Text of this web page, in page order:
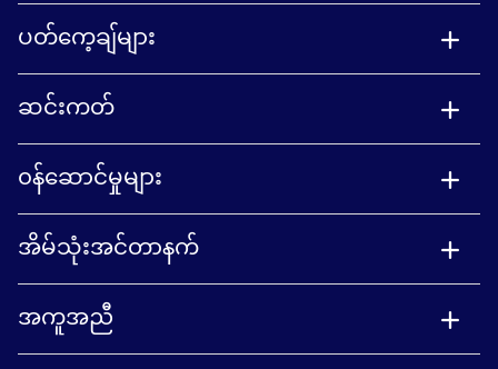
ပတ်ကေ့ချ်များ
ဆင်းကတ်
၀န်ဆောင်မှုများ
အိမ်သုံးအင်တာနက်
အကူအညီ